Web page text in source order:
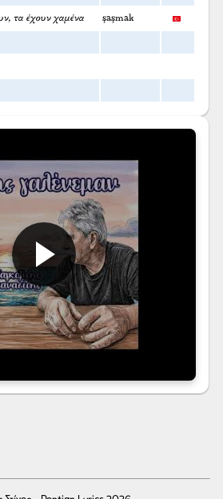
τα έχουν χαμένα şaşmak